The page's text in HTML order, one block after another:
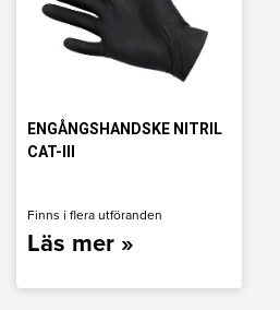
ENGÅNGSHANDSKE NITRIL
CAT-III
Finns i flera utföranden
Läs mer »